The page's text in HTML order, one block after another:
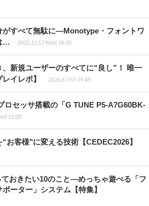
がすべて無駄に―Monotype・フォントワ
…
2025.12.17 Wed 18:00
新規ユーザーのすべてに“良し”！ 唯一
イレポ】
2026.8.7 Fri 19:45
セッサ搭載の「G TUNE P5-A7G60BK-
12:00
客様"に変える技術【CEDEC2026】
おきたい10のこと―めっちゃ遊べる「フ
ーター」システム【特集】